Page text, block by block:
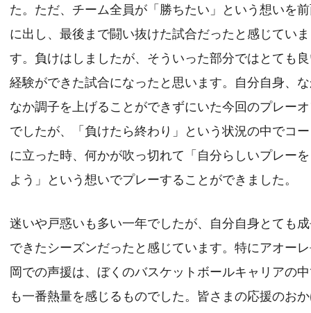
た。ただ、チーム全員が「勝ちたい」という想いを
に出し、最後まで闘い抜けた試合だったと感じていま
す。負けはしましたが、そういった部分ではとても
経験ができた試合になったと思います。自分自身、
なか調子を上げることができずにいた今回のプレー
でしたが、「負けたら終わり」という状況の中でコ
に立った時、何かが吹っ切れて「自分らしいプレー
よう」という想いでプレーすることができました。
迷いや戸惑いも多い一年でしたが、自分自身とても
できたシーズンだったと感じています。特にアオー
岡での声援は、ぼくのバスケットボールキャリアの
も一番熱量を感じるものでした。皆さまの応援のお